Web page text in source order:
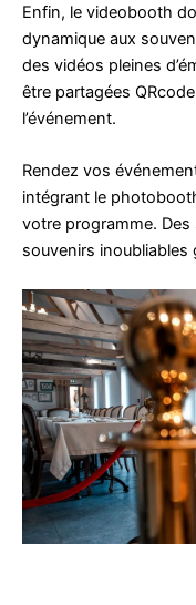
Enfin, le videobooth
dynamique aux
des vidéos pleines
être partagées
l’événement.
Rendez vos
intégrant le
votre programme.
souvenirs inoubliables